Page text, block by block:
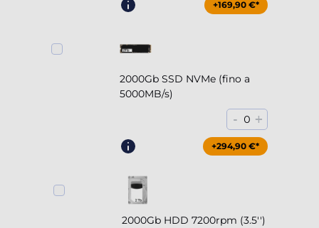
+169,90 €*
2000Gb SSD NVMe (fino a
5000MB/s)
- 0 +
+294,90 €*
2000Gb HDD 7200rpm (3.5'')